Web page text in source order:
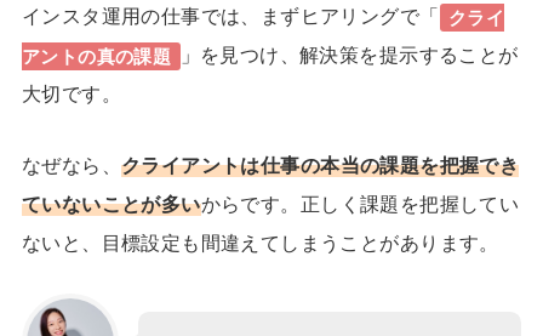
インスタ運用の仕事では、まずヒアリングで「
クライ
アントの真の課題
」を見つけ、解決策を提示することが
大切です。
なぜなら、 クライアントは仕事の本当の課題を把握でき
ていないことが多いからです。正しく課題を把握してい
ないと、目標設定も間違えてしまうことがあります。